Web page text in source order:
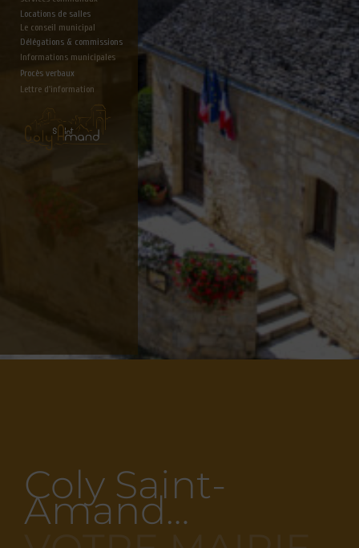
Locations de salles
Le conseil municipal
Délégations & commissions
Informations municipales
Lettre d'information
Procès verbaux
Coly Saint-
Amand…